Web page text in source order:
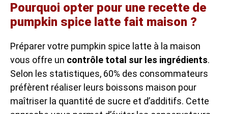
Pourquoi opter pour une recette de
pumpkin spice latte fait maison ?
Préparer votre pumpkin spice latte à la maison
vous offre un contrôle total sur les ingrédients.
Selon les statistiques, 60% des consommateurs
préfèrent réaliser leurs boissons maison pour
maîtriser la quantité de sucre et d’additifs. Cette